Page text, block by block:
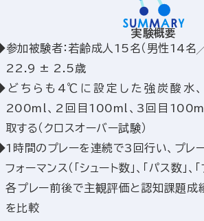
実験概要
参加被験者：若齢成人15名（男性14名
22.9 ± 2.5歳
どちらも4℃に設定した強炭酸水
200ml、2回目100ml、3回目
取する（クロスオーバー試験）
1時間のプレーを連続で3回行い、プレ
フォーマンス（「シュート数」、「パス数」、
各プレー前後で主観評価と認知課題成
を比較